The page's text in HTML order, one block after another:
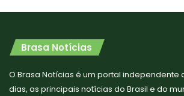
Brasa Notícias
O Brasa Notícias é um portal independente
dias, as principais notícias do Brasil e do